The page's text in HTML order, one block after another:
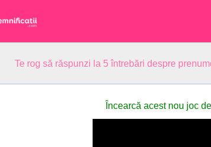
Te rog să răspunzi la 5 întrebări despre
Încearcă acest nou joc